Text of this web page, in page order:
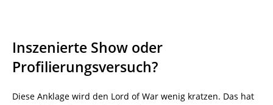
Inszenierte Show oder
Profilierungsversuch?
Diese Anklage wird den Lord of War wenig kratzen. Das hat